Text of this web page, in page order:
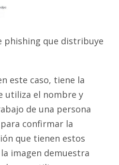
phishing que distribuye
este caso, tiene la
utiliza el nombre y
de una persona
confirmar la
que tienen estos
imagen demuestra